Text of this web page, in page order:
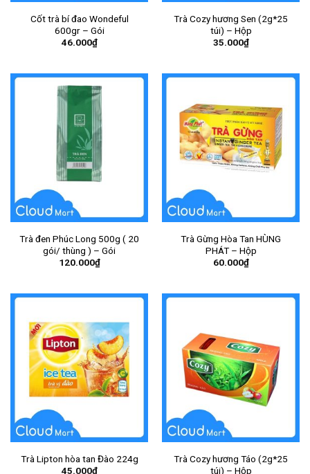
Cốt trà bí đao Wondeful
600gr – Gói
46.000₫
Trà Cozy hương Sen (2g*25
túi) – Hộp
35.000₫
Trà đen Phúc Long 500g ( 20
gói/ thùng ) – Gói
120.000₫
Trà Gừng Hòa Tan HÙNG
PHÁT – Hộp
60.000₫
Trà Lipton hòa tan Đào 224g
45.000₫
Trà Cozy hương Táo (2g*25
túi) – Hộp